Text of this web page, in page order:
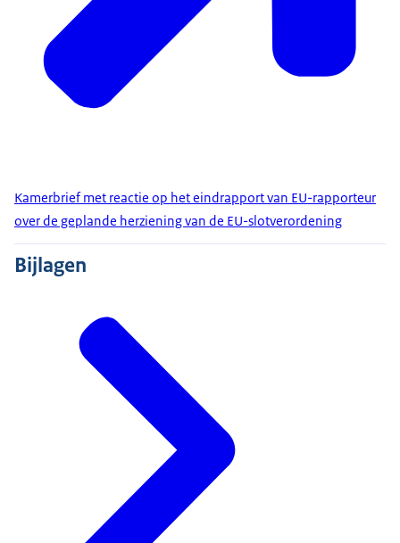
Kamerbrief met reactie op het eindrapport van EU-rapporteur
over de geplande herziening van de EU-slotverordening
Bijlagen